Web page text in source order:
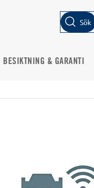
Sök
BESIKTNING & GARANTI